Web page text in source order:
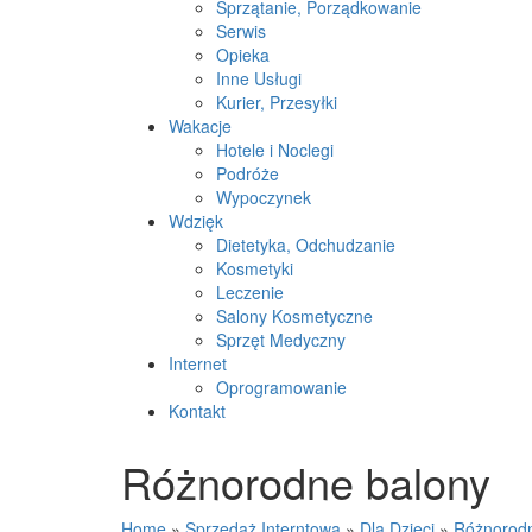
Sprzątanie, Porządkowanie
Serwis
Opieka
Inne Usługi
Kurier, Przesyłki
Wakacje
Hotele i Noclegi
Podróże
Wypoczynek
Wdzięk
Dietetyka, Odchudzanie
Kosmetyki
Leczenie
Salony Kosmetyczne
Sprzęt Medyczny
Internet
Oprogramowanie
Kontakt
Różnorodne balony